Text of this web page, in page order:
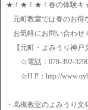
★！★！★！春の体験キ
元町教室では春のお得
お気軽にお問い合わせ
【元町・よみうり神戸
☆電話：078-392-
☆H P：http://
・高槻教室のよみうり